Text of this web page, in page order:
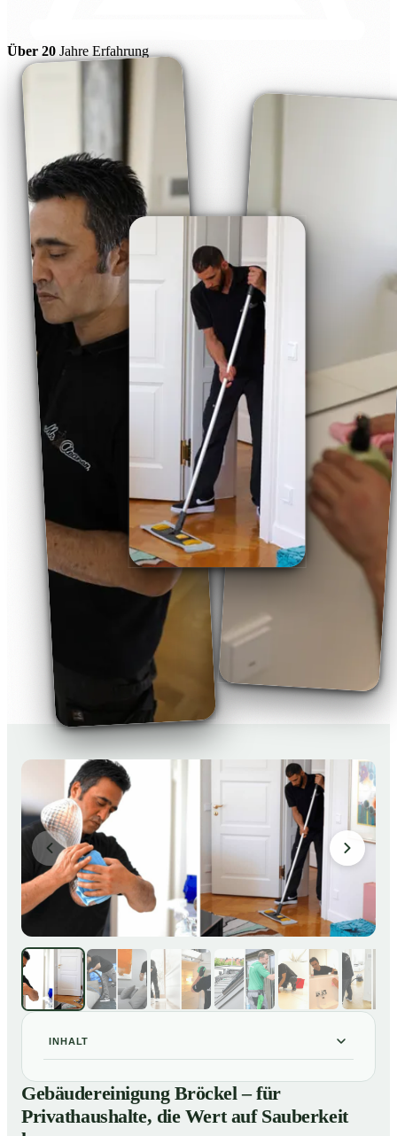
Über 20 Jahre Erfahrung
INHALT
01Gebäudereinigung Bröckel – für Privathaushalte, die
Wert auf Sauberkeit legen
Gebäudereinigung Bröckel – für
Privathaushalte, die Wert auf Sauberkeit